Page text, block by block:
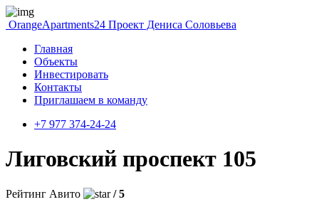
OrangeApartments24 Проект Дениса Соловьева
Главная
Объекты
Инвестировать
Контакты
Приглашаем в команду
+7 977 374-24-24
Лиговский проспект 105
Рейтинг Авито / 5